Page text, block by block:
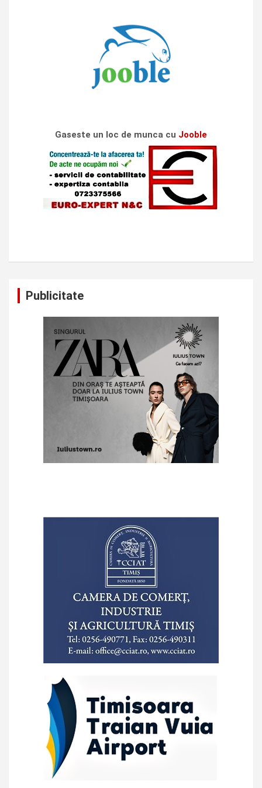
Gaseste un loc de munca cu Jooble
Publicitate